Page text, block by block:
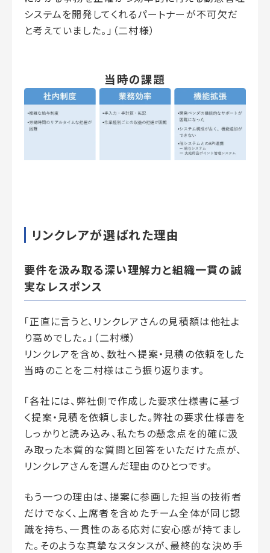
システムを開発してくれるパートナーが不可欠だ
と考えていました。」（二村様）
当時の課題
リンクレアが選ばれた理由
要件を汲み取る深い理解力と組織一貫の誠
実なレスポンス
「正直に言うと、リンクレアさんの見積額は他社よ
り高めでした。」（二村様）
リンクレアを含め、数社へ提案・見積の依頼をした
当時のことを二村様はこう振り返ります。
「各社には、弊社側で作成した要求仕様書に基づ
く提案・見積を依頼しました。弊社の要求仕様書を
しっかりと読み込み、私たちの懸念点を的確に汲
み取った本質的な質問と回答をいただけた点が、
リンクレアさんを選んだ理由のひとつです。
もう一つの理由は、提案に参画した担当の技術者
だけでなく、上席者を含めたチーム全体が同じ認
識を持ち、一貫性のある応対に安心感が持てまし
た。そのような真摯なスタンスが、最終的な決め手